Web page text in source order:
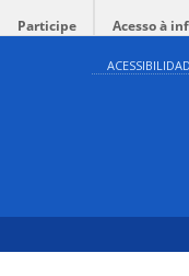
Participe Acesso à